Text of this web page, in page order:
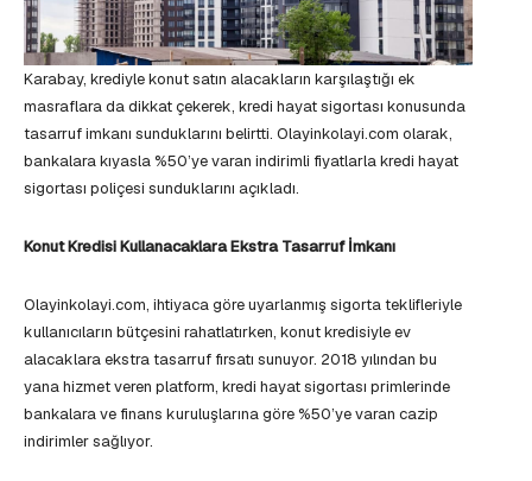
Karabay, krediyle konut satın alacakların karşılaştığı ek
masraflara da dikkat çekerek, kredi hayat sigortası konusunda
tasarruf imkanı sunduklarını belirtti. Olayinkolayi.com olarak,
bankalara kıyasla %50’ye varan indirimli fiyatlarla kredi hayat
sigortası poliçesi sunduklarını açıkladı.
Konut Kredisi Kullanacaklara Ekstra Tasarruf İmkanı
Olayinkolayi.com, ihtiyaca göre uyarlanmış sigorta teklifleriyle
kullanıcıların bütçesini rahatlatırken, konut kredisiyle ev
alacaklara ekstra tasarruf fırsatı sunuyor. 2018 yılından bu
yana hizmet veren platform, kredi hayat sigortası primlerinde
bankalara ve finans kuruluşlarına göre %50’ye varan cazip
indirimler sağlıyor.